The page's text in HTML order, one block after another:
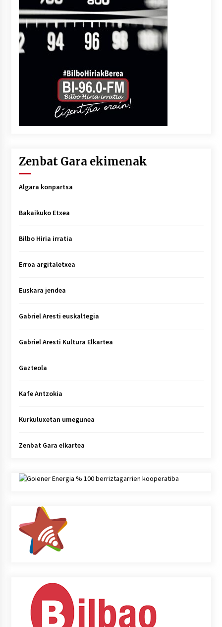
Zenbat Gara ekimenak
Algara konpartsa
Bakaikuko Etxea
Bilbo Hiria irratia
Erroa argitaletxea
Euskara jendea
Gabriel Aresti euskaltegia
Gabriel Aresti Kultura Elkartea
Gazteola
Kafe Antzokia
Kurkuluxetan umegunea
Zenbat Gara elkartea